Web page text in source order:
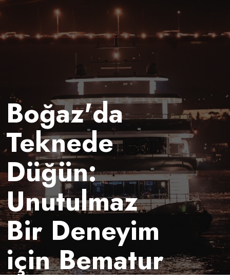
Boğaz'da
Teknede
Düğün:
Unutulmaz
Bir Deneyim
için Bematur